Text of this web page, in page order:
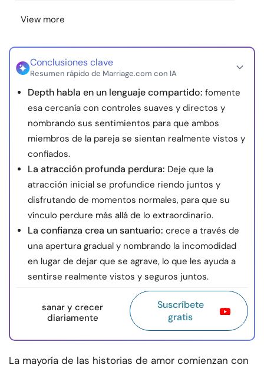
View more
Conclusiones clave
Resumen rápido de Marriage.com con IA
Depth habla en un lenguaje compartido: fomente
esa cercanía con controles suaves y directos y
nombrando sus sentimientos para que ambos
miembros de la pareja se sientan realmente vistos y
confiados.
La atracción profunda perdura: Deje que la
atracción inicial se profundice riendo juntos y
disfrutando de momentos normales, para que su
vínculo perdure más allá de lo extraordinario.
La confianza crea un santuario: crece a través de
una apertura gradual y nombrando la incomodidad
en lugar de dejar que se agrave, lo que les ayuda a
sentirse realmente vistos y seguros juntos.
sanar y crecer
diariamente
Suscríbete
gratis
La mayoría de las historias de amor comienzan con